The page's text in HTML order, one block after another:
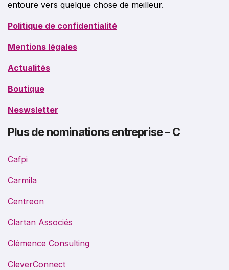
entoure vers quelque chose de meilleur.
Politique de confidentialité
Mentions légales
Actualités
Boutique
Neswsletter
Plus de nominations entreprise – C
Cafpi
Carmila
Centreon
Clartan Associés
Clémence Consulting
CleverConnect